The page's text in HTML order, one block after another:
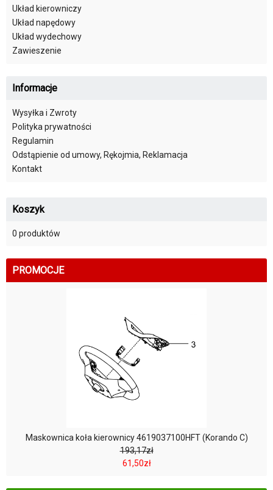
Układ kierowniczy
Układ napędowy
Układ wydechowy
Zawieszenie
Informacje
Wysyłka i Zwroty
Polityka prywatności
Regulamin
Odstąpienie od umowy, Rękojmia, Reklamacja
Kontakt
Koszyk
0 produktów
PROMOCJE
Maskownica koła kierownicy 4619037100HFT (Korando C)
193,17zł
61,50zł